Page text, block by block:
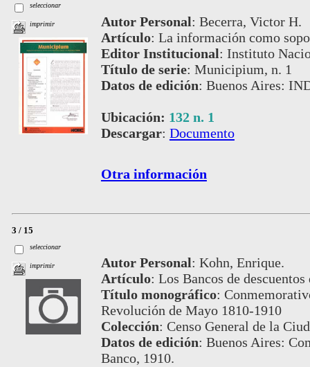
seleccionar
imprimir Autor Personal: Becerra, Victor H.
Artículo: La información como
Editor Institucional: Instituto
Título de serie: Municipium, n. 1
Datos de edición: Buenos Aires:
Ubicación: 132 n. 1
Descargar: Documento
Otra información
3 / 15
seleccionar
imprimir Autor Personal: Kohn, Enrique.
Artículo: Los Bancos de
Título monográfico:
Revolución de Mayo 1810-1910
Colección: Censo General de la
Datos de edición: Buenos Aires:
Banco, 1910.